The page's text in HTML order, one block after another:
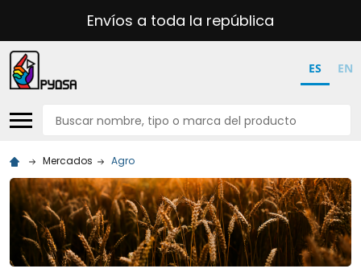
Envíos a toda la república
ES EN
Buscar
Mercados Agro